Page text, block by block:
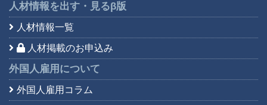
人材情報を出す・見るβ版
人材情報一覧
人材掲載のお申込み
外国人雇用について
外国人雇用コラム